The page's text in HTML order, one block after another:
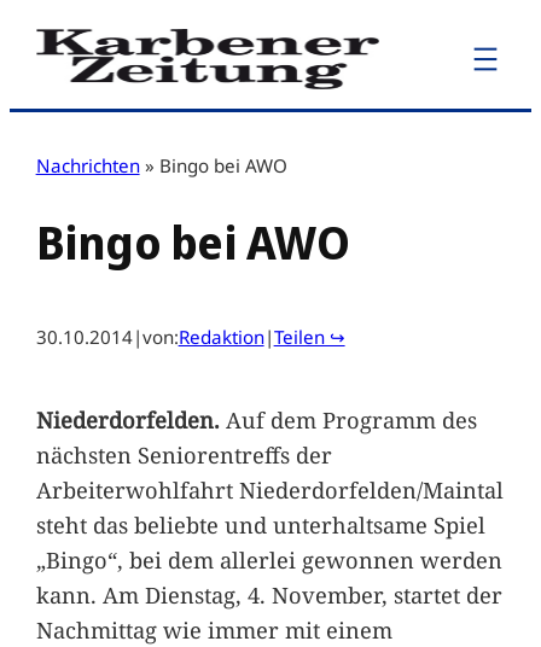
Zum
Inhalt
Nachrichten » Bingo bei AWO
Bingo bei AWO
30.10.2014|von:Redaktion|Teilen ↪
Niederdorfelden.Auf dem Programm des
nächsten Seniorentreffs der
Arbeiterwohlfahrt Niederdorfelden/Maintal
steht das beliebte und unterhaltsame Spiel
„Bingo“, bei dem allerlei gewonnen werden
kann. Am Dienstag, 4. November, startet der
Nachmittag wie immer mit einem